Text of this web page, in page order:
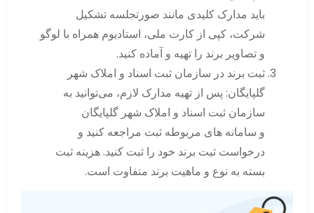
باید مدارک کلیدی مانند صورتجلسه تشکیل
شرکت، کپی از کارت ملی، استادیوم همراه با لوگو
و تصاویر برند را تهیه و آماده کنید.
ثبت برند در سازمان ثبت اسناد و املاک شهر
گلپایگان: پس از تهیه مدارک لازم، می‌توانید به
سازمان ثبت اسناد و املاک شهر گلپایگان
و سامانه های مربوطه ثبت مراجعه کنید و
درخواست ثبت برند خود را ثبت کنید. هزینه ثبت
بسته به نوع و ماهیت برند متفاوت است.